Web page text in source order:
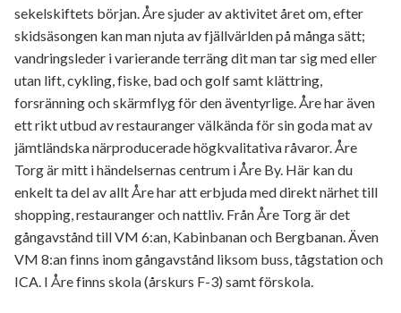
sekelskiftets början. Åre sjuder av aktivitet året om, efter
skidsäsongen kan man njuta av fjällvärlden på många sätt;
vandringsleder i varierande terräng dit man tar sig med eller
utan lift, cykling, fiske, bad och golf samt klättring,
forsränning och skärmflyg för den äventyrlige. Åre har även
ett rikt utbud av restauranger välkända för sin goda mat av
jämtländska närproducerade högkvalitativa råvaror. Åre
Torg är mitt i händelsernas centrum i Åre By. Här kan du
enkelt ta del av allt Åre har att erbjuda med direkt närhet till
shopping, restauranger och nattliv. Från Åre Torg är det
gångavstånd till VM 6:an, Kabinbanan och Bergbanan. Även
VM 8:an finns inom gångavstånd liksom buss, tågstation och
ICA. I Åre finns skola (årskurs F-3) samt förskola.